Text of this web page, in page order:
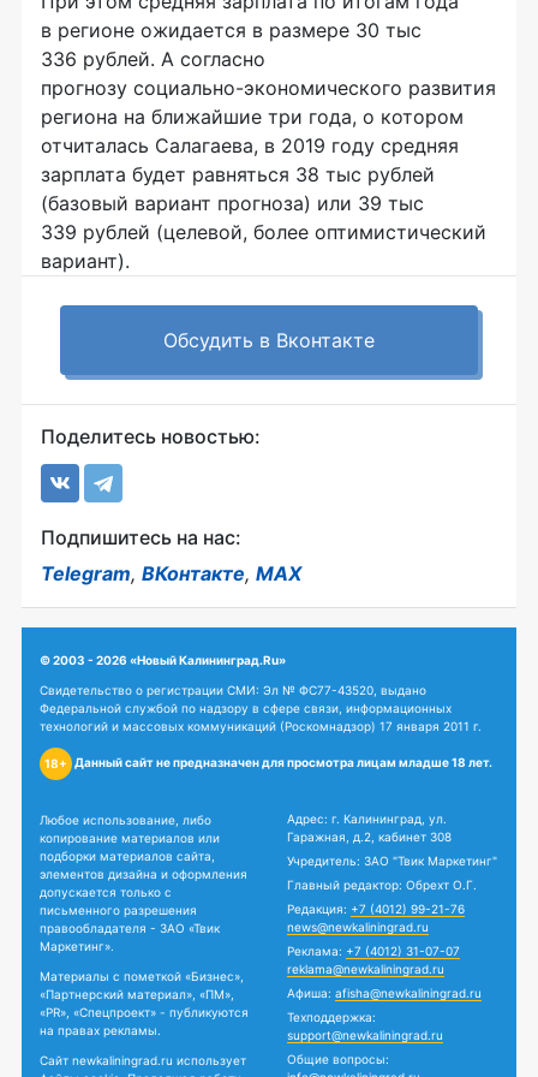
в регионе ожидается в размере 30 тыс
336 рублей. А согласно
прогнозу социально-экономического развития
региона на ближайшие три года, о котором
отчиталась Салагаева, в 2019 году средняя
зарплата будет равняться 38 тыс рублей
(базовый вариант прогноза) или 39 тыс
339 рублей (целевой, более оптимистический
вариант).
Обсудить в Вконтакте
Поделитесь новостью:
Подпишитесь на нас:
Telegram, ВКонтакте, MAX
© 2003 - 2026 «Новый Калининград.Ru»
Свидетельство о регистрации СМИ: Эл № ФС77-43520, выдано
Федеральной службой по надзору в сфере связи, информационных
технологий и массовых коммуникаций (Роскомнадзор) 17 января 2011 г.
18+ Данный сайт не предназначен для просмотра лицам младше 18 лет.
Любое использование, либо
копирование материалов или
подборки материалов сайта,
элементов дизайна и оформления
допускается только с
письменного разрешения
правообладателя - ЗАО «Твик
Маркетинг».
Материалы с пометкой «Бизнес»,
«Партнерский материал», «ПМ»,
«PR», «Спецпроект» - публикуются
на правах рекламы.
Сайт newkaliningrad.ru использует
Адрес: г. Калининград, ул.
Гаражная, д.2, кабинет 308
Учредитель: ЗАО "Твик Маркетинг"
Главный редактор: Обрехт О.Г.
Редакция: +7 (4012) 99-21-76
news@newkaliningrad.ru
Реклама: +7 (4012) 31-07-07
reklama@newkaliningrad.ru
Афиша: afisha@newkaliningrad.ru
Техподдержка:
support@newkaliningrad.ru
Общие вопросы: